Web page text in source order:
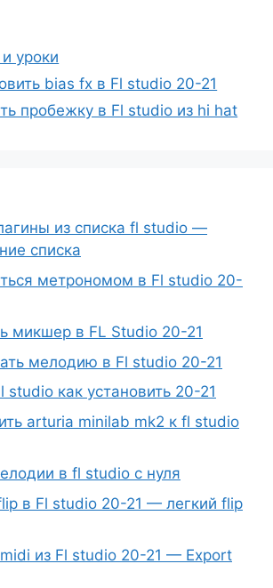
уроки
bias fx в Fl studio 20-21
пробежку в Fl studio из hi hat
из списка fl studio —
списка
метрономом в Fl studio 20-
микшер в FL Studio 20-21
мелодию в Fl studio 20-21
studio как установить 20-21
arturia minilab mk2 к fl studio
в fl studio с нуля
в Fl studio 20-21 — легкий flip
из Fl studio 20-21 — Export